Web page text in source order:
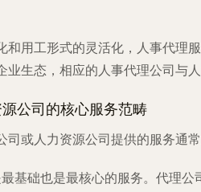
和用工形式的灵活化，人事代理
业生态，相应的人事代理公司与
公司的核心服务范畴
司或人力资源公司提供的服务通
最基础也是最核心的服务。代理